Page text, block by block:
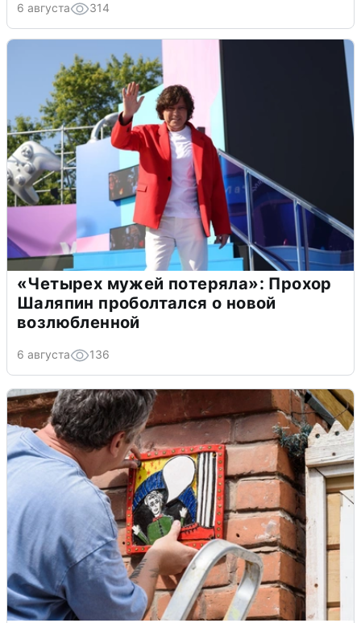
6 августа 314
«Четырех мужей потеряла»: Прохор
Шаляпин проболтался о новой
возлюбленной
6 августа 136